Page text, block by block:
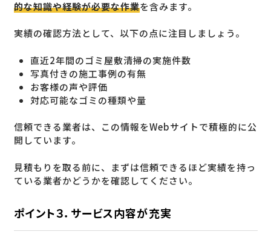
的な知識や経験が必要な作業を含みます。
実績の確認方法として、以下の点に注目しましょう。
直近2年間のゴミ屋敷清掃の実施件数
写真付きの施工事例の有無
お客様の声や評価
対応可能なゴミの種類や量
信頼できる業者は、この情報をWebサイトで積極的に公
開しています。
見積もりを取る前に、まずは信頼できるほど実績を持っ
ている業者かどうかを確認してください。
ポイント３．サービス内容が充実